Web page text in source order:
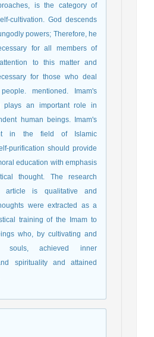
is the category of
cultivation. God descends
powers; Therefore, he
for all members of
to this matter and
for those who deal
mentioned. Imam's
plays an important role in
human beings. Imam's
in the field of Islamic
purification should provide
education with emphasis
thought. The research
is qualitative and
were extracted as a
training of the Imam to
who, by cultivating and
souls, achieved inner
spirituality and attained